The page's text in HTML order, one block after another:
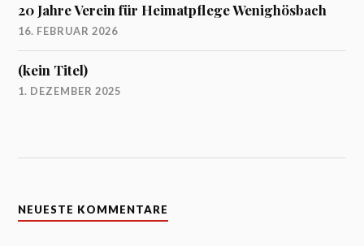
20 Jahre Verein für Heimatpflege Wenighösbach
16. FEBRUAR 2026
(kein Titel)
1. DEZEMBER 2025
NEUESTE KOMMENTARE